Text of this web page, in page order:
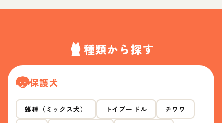
種類から探す
保護犬
雑種（ミックス犬） トイプードル チワワ